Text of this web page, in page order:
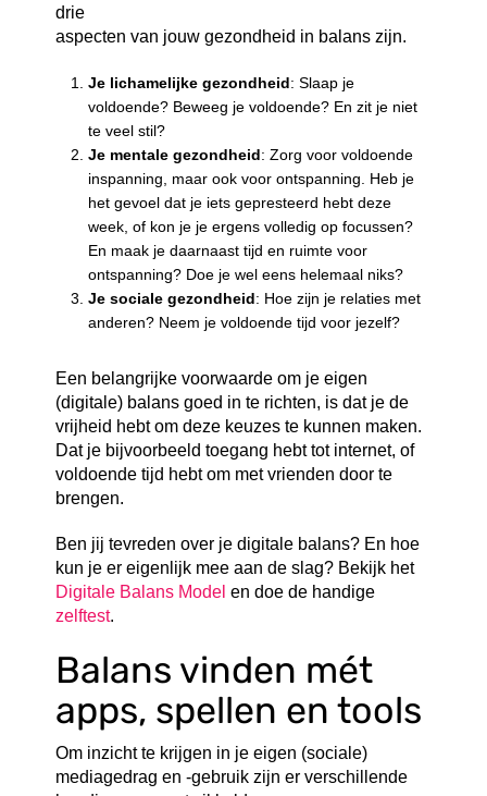
drie
aspecten van jouw gezondheid in balans zijn.
Je lichamelijke gezondheid: Slaap je
voldoende? Beweeg je voldoende? En zit je niet
te veel stil?
Je mentale gezondheid: Zorg voor voldoende
inspanning, maar ook voor ontspanning. Heb je
het gevoel dat je iets gepresteerd hebt deze
week, of kon je je ergens volledig op focussen?
En maak je daarnaast tijd en ruimte voor
ontspanning? Doe je wel eens helemaal niks?
Je sociale gezondheid: Hoe zijn je relaties met
anderen? Neem je voldoende tijd voor jezelf?
Een belangrijke voorwaarde om je eigen
(digitale) balans goed in te richten, is dat je de
vrijheid hebt om deze keuzes te kunnen maken.
Dat je bijvoorbeeld toegang hebt tot internet, of
voldoende tijd hebt om met vrienden door te
brengen.
Ben jij tevreden over je digitale balans? En hoe
kun je er eigenlijk mee aan de slag? Bekijk het
Digitale Balans Model en doe de handige
zelftest.
Balans vinden mét
apps, spellen en tools
Om inzicht te krijgen in je eigen (sociale)
mediagedrag en -gebruik zijn er verschillende